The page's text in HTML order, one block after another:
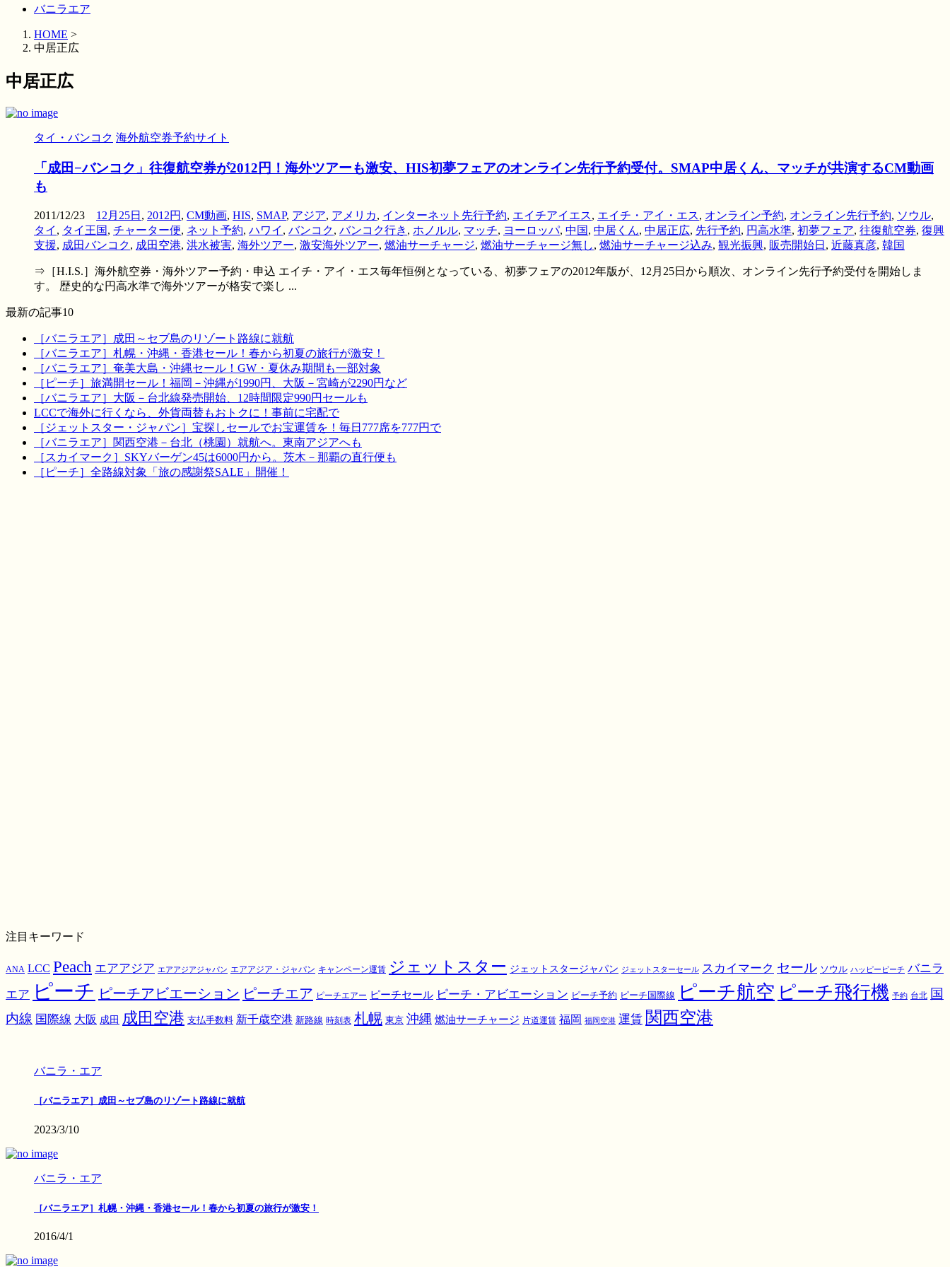
バニラエア
HOME >
中居正広
中居正広
タイ・バンコク 海外航空券予約サイト
「成田−バンコク」往復航空券が2012円！海外ツアーも激安、HIS初夢フェアのオンライン先行予約受付。SMAP中居くん、マッチが共演するCM動画
も
2011/12/23 12月25日 , 2012円 , CM動画, HIS, SMAP, アジア, アメリカ, インターネット先行予約, エイチアイエス, エイチ・アイ・エス, オンライン予約, オンライン先行予約, ソウル,
タイ , タイ王国, チャーター便, ネット予約, ハワイ , バンコク, バンコク行き , ホノルル, マッチ, ヨーロッパ, 中国, 中居くん, 中居正広, 先行予約, 円高水準, 初夢フェア, 往復航空券, 復興
支援, 成田バンコク, 成田空港, 洪水被害, 海外ツアー, 激安海外ツアー, 燃油サーチャージ, 燃油サーチャージ無し, 燃油サーチャージ込み, 観光振興, 販売開始日 , 近藤真彦, 韓国
⇒［H.I.S.］海外航空券・海外ツアー予約・申込 エイチ・アイ・エス毎年恒例となっている、初夢フェアの2012年版が、12月25日から順次、オンライン先行予約受付を開始しま
す。 歴史的な円高水準で海外ツアーが格安で楽し ...
最新の記事10
［バニラエア］成田～セブ島のリゾート路線に就航
［バニラエア］札幌・沖縄・香港セール！春から初夏の旅行が激安！
［バニラエア］奄美大島・沖縄セール！GW・夏休み期間も一部対象
［ピーチ］旅満開セール！福岡－沖縄が1990円、大阪－宮崎が2290円など
［バニラエア］大阪－台北線発売開始、12時間限定990円セールも
LCCで海外に行くなら、外貨両替もおトクに！事前に宅配で
［ジェットスター・ジャパン］宝探しセールでお宝運賃を！毎日777席を777円で
［バニラエア］関西空港－台北（桃園）就航へ。東南アジアへも
［スカイマーク］SKYバーゲン45は6000円から。茨木－那覇の直行便も
［ピーチ］全路線対象「旅の感謝祭SALE」開催！
注目キーワード
ANA LCC Peach エアアジア エアアジアジャパン エアアジア・ジャパン キャンペーン運賃 ジェットスター ジェットスタージャパン ジェットスターセール スカイマーク セール ソウル ハッピーピーチ バニラ
エア ピーチ ピーチアビエーション ピーチエア ピーチエアー ピーチセール ピーチ・アビエーション ピーチ予約 ピーチ国際線 ピーチ航空 ピーチ飛行機 予約 台北 国
内線 国際線 大阪 成田 成田空港 支払手数料 新千歳空港 新路線 時刻表 札幌 東京 沖縄 燃油サーチャージ 片道運賃 福岡 福岡空港 運賃 関西空港
バニラ・エア
［バニラエア］成田～セブ島のリゾート路線に就航
2023/3/10
バニラ・エア
［バニラエア］札幌・沖縄・香港セール！春から初夏の旅行が激安！
2016/4/1